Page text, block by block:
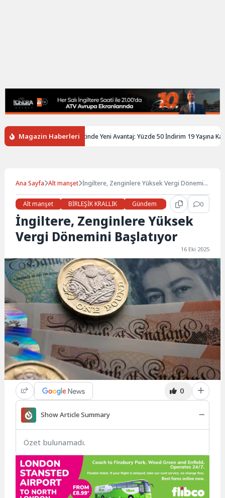
Magazin Haberleri
Gençlere Tren Biletinde Yeni Avantaj: Yüzde 50 İndirim 19 Yaşına Kadar
Ana Sayfa Alt manşet İngiltere, Zenginlere Yüksek Vergi Dönemini
Alt manşet
BİRLEŞİK KRALLIK Gündem Haberler 0
İngiltere, Zenginlere Yüksek
Vergi Dönemini Başlatıyor
16 Eki 2025
0
Show Article Summary
Özet bulunamadı.